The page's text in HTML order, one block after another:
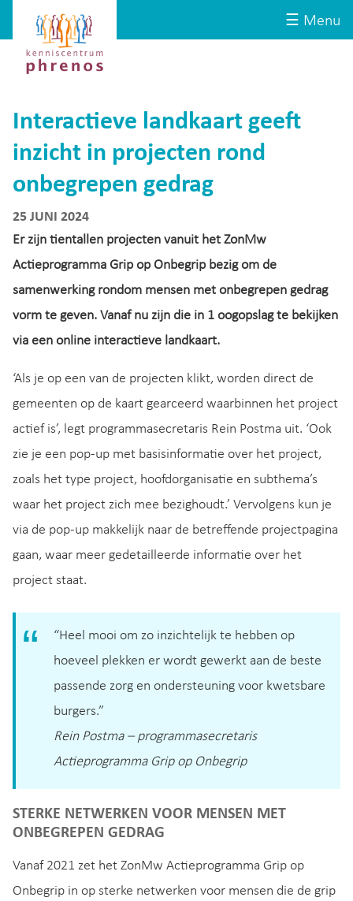
☰ Menu
Kenniscentrum
Phrenos
website
Interactieve landkaart geeft
inzicht in projecten rond
onbegrepen gedrag
25 JUNI 2024
Er zijn tientallen projecten vanuit het ZonMw
Actieprogramma Grip op Onbegrip bezig om de
samenwerking rondom mensen met onbegrepen gedrag
vorm te geven. Vanaf nu zijn die in 1 oogopslag te bekijken
via een online interactieve landkaart.
‘Als je op een van de projecten klikt, worden direct de
gemeenten op de kaart gearceerd waarbinnen het project
actief is’, legt programmasecretaris Rein Postma uit. ‘Ook
zie je een pop-up met basisinformatie over het project,
zoals het type project, hoofdorganisatie en subthema’s
waar het project zich mee bezighoudt.’ Vervolgens kun je
via de pop-up makkelijk naar de betreffende projectpagina
gaan, waar meer gedetailleerde informatie over het
project staat.
“Heel mooi om zo inzichtelijk te hebben op
hoeveel plekken er wordt gewerkt aan de beste
passende zorg en ondersteuning voor kwetsbare
burgers.”
Rein Postma – programmasecretaris
Actieprogramma Grip op Onbegrip
STERKE NETWERKEN VOOR MENSEN MET
ONBEGREPEN GEDRAG
Vanaf 2021 zet het ZonMw Actieprogramma Grip op
Onbegrip in op sterke netwerken voor mensen die de grip